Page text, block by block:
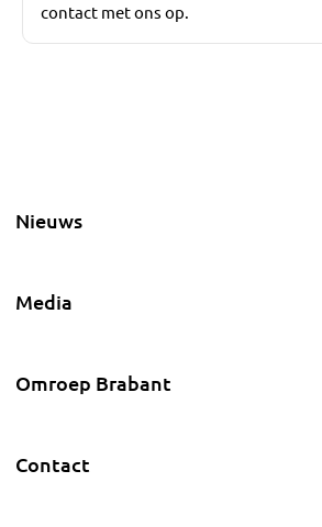
contact met ons op.
Nieuws
Media
Omroep Brabant
Contact